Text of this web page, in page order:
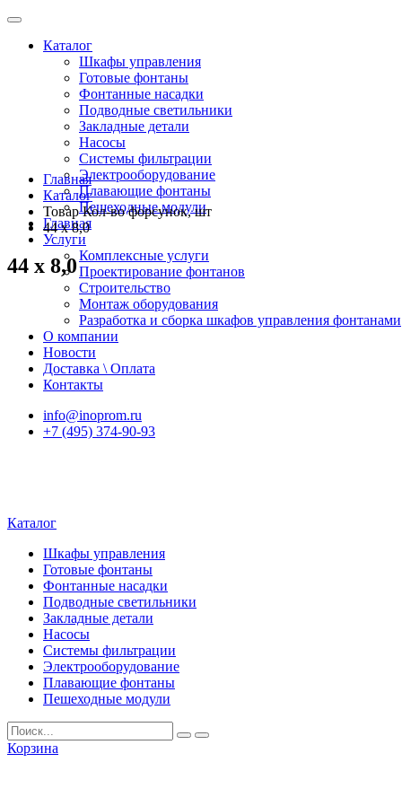
Каталог
Шкафы управления
Готовые фонтаны
Фонтанные насадки
Подводные светильники
Закладные детали
Насосы
Системы фильтрации
Электрооборудование
Плавающие фонтаны
Пешеходные модули
Главная
Услуги
Комплексные услуги
Проектирование фонтанов
Строительство
Монтаж оборудования
Разработка и сборка шкафов управления фонтанами
О компании
Новости
Доставка \ Оплата
Контакты
info@inoprom.ru
+7 (495) 374-90-93
Каталог
Шкафы управления
Готовые фонтаны
Фонтанные насадки
Подводные светильники
Закладные детали
Насосы
Системы фильтрации
Электрооборудование
Плавающие фонтаны
Пешеходные модули
Корзина
Главная
Каталог
Товар Кол-во форсунок, шт
44 х 8,0
44 х 8,0